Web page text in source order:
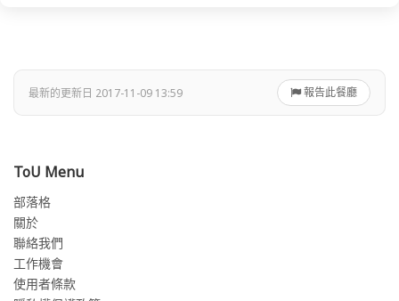
最新的更新日 2017-11-09 13:59 報告此餐廳
ToU Menu
部落格
關於
聯絡我們
工作機會
使用者條款